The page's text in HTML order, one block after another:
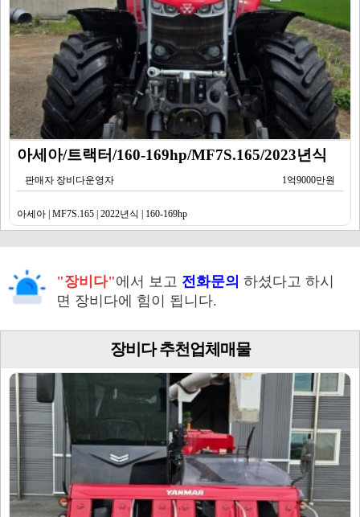
아세아/트랙터/160-169hp/MF7S.165/2023년식
판매자 장비다운영자 1억9000만원
아세아 | MF7S.165 | 2022년식 | 160-169hp
"장비다"에서 보고 전화문의 하셨다고 하시
면 장비다에 힘이 됩니다.
장비다 추천업체매물